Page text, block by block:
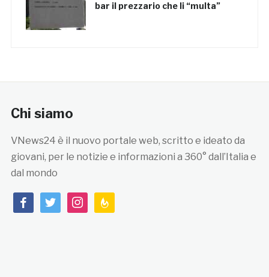
bar il prezzario che li “multa”
Chi siamo
VNews24 è il nuovo portale web, scritto e ideato da
giovani, per le notizie e informazioni a 360° dall’Italia e
dal mondo
facebooktwitterinstagramfeedburner